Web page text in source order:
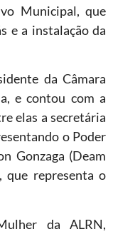
Municipal, que
e a instalação da
da Câmara
e contou com a
elas a secretária
o Poder
Gonzaga (Deam
que representa o
da ALRN,